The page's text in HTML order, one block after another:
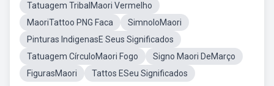
Tatuagem TribalMaori Vermelho
MaoriTattoo PNG Faca
SimnoloMaori
Pinturas IndigenasE Seus Significados
Tatuagem CírculoMaori Fogo
Signo Maori DeMarço
FigurasMaori
Tattos ESeu Significados